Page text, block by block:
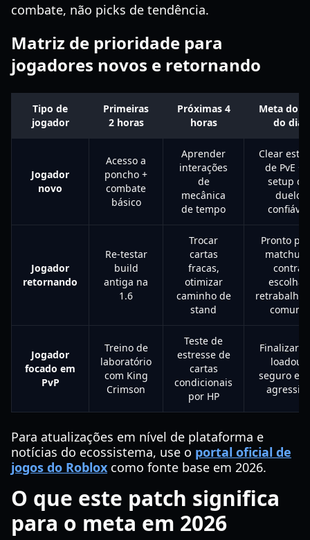
combate, não picks de tendência.
Matriz de prioridade para
jogadores novos e retornando
Tipo de
jogador
Primeiras
2 horas
Próximas 4
horas
Meta do
do dia
Jogador
novo
Acesso a
poncho +
combate
básico
Aprender
interações
de
mecânica
de tempo
Clear
de PvE +
setup de
duelo
confiável
Jogador
retornando
Re-testar
build
antiga na
1.6
Trocar
cartas
fracas,
otimizar
caminho de
stand
Pronto
contra
escolhas
comuns
Jogador
focado em
PvP
Treino de
laboratório
com King
Crimson
Teste de
estresse de
cartas
condicionais
por HP
Finalizar
loadout
seguro e
agressivo
Para atualizações em nível de plataforma e
notícias do ecossistema, use o portal oficial de
jogos do Roblox como fonte base em 2026.
O que este patch significa
para o meta em 2026